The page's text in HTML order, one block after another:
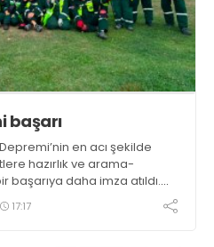
başarı
en acı şekilde
hazırlık ve arama-
başarıya daha imza atıldı.
(GESOTİM),
ekibinin akreditasyon
17:17